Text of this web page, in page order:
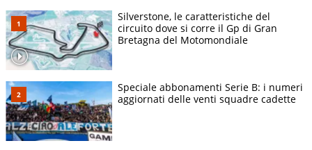
Silverstone, le caratteristiche del
circuito dove si corre il Gp di Gran
Bretagna del Motomondiale
Speciale abbonamenti Serie B: i numeri
aggiornati delle venti squadre cadette